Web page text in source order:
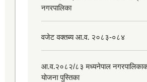
नगरपालिका
वजेट वक्तब्य आ.व. २०८३-०८४
आ.व.२०८२/८३ मध्यनेपाल नगरपालिकाको
योजना पुस्तिका